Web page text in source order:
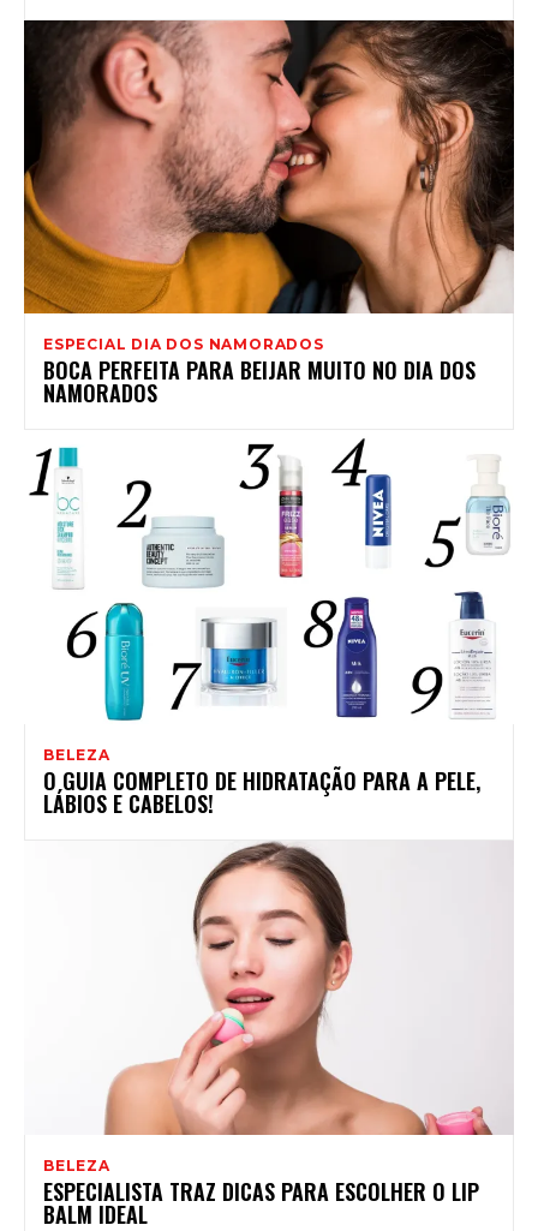
ESPECIAL DIA DOS NAMORADOS
BOCA PERFEITA PARA BEIJAR MUITO NO DIA DOS
NAMORADOS
BELEZA
O GUIA COMPLETO DE HIDRATAÇÃO PARA A PELE,
LÁBIOS E CABELOS!
BELEZA
ESPECIALISTA TRAZ DICAS PARA ESCOLHER O LIP
BALM IDEAL